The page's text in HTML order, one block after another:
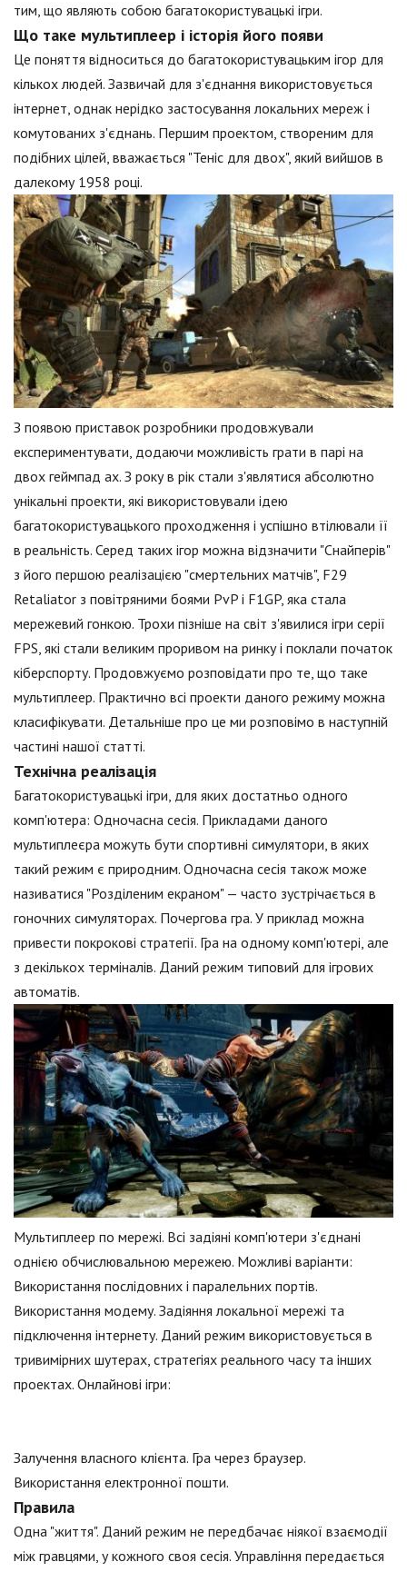
тим, що являють собою багатокористувацькі ігри.
Що таке мультиплеер і історія його появи
Це поняття відноситься до багатокористувацьким ігор для
кількох людей. Зазвичай для з'єднання використовується
інтернет, однак нерідко застосування локальних мереж і
комутованих з'єднань. Першим проектом, створеним для
подібних цілей, вважається "Теніс для двох", який вийшов в
далекому 1958 році.
З появою приставок розробники продовжували
експериментувати, додаючи можливість грати в парі на
двох геймпад ах. З року в рік стали з'являтися абсолютно
унікальні проекти, які використовували ідею
багатокористувацького проходження і успішно втілювали її
в реальність. Серед таких ігор можна відзначити "Снайперів"
з його першою реалізацією "смертельних матчів", F29
Retaliator з повітряними боями PvP і F1GP, яка стала
мережевий гонкою. Трохи пізніше на світ з'явилися ігри серії
FPS, які стали великим проривом на ринку і поклали початок
кіберспорту. Продовжуємо розповідати про те, що таке
мультиплеер. Практично всі проекти даного режиму можна
класифікувати. Детальніше про це ми розповімо в наступній
частині нашої статті.
Технічна реалізація
Багатокористувацькі ігри, для яких достатньо одного
комп'ютера: Одночасна сесія. Прикладами даного
мультиплеєра можуть бути спортивні симулятори, в яких
такий режим є природним. Одночасна сесія також може
називатися "Розділеним екраном" — часто зустрічається в
гоночних симуляторах. Почергова гра. У приклад можна
привести покрокові стратегії. Гра на одному комп'ютері, але
з декількох терміналів. Даний режим типовий для ігрових
автоматів.
Мультиплеер по мережі. Всі задіяні комп'ютери з'єднані
однією обчислювальною мережею. Можливі варіанти:
Використання послідовних і паралельних портів.
Використання модему. Задіяння локальної мережі та
підключення інтернету. Даний режим використовується в
тривимірних шутерах, стратегіях реального часу та інших
проектах. Онлайнові ігри:
Залучення власного клієнта. Гра через браузер.
Використання електронної пошти.
Правила
Одна "життя". Даний режим не передбачає ніякої взаємодії
між гравцями, у кожного своя сесія. Управління передається